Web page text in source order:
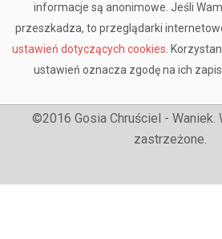
informacje są anonimowe. Jeśli
przeszkadza, to przeglądarki
ustawień dotyczących cookies .
ustawień oznacza zgodę na ich
©2016 Gosia Chruściel - Waniek.
zastrzeżone.